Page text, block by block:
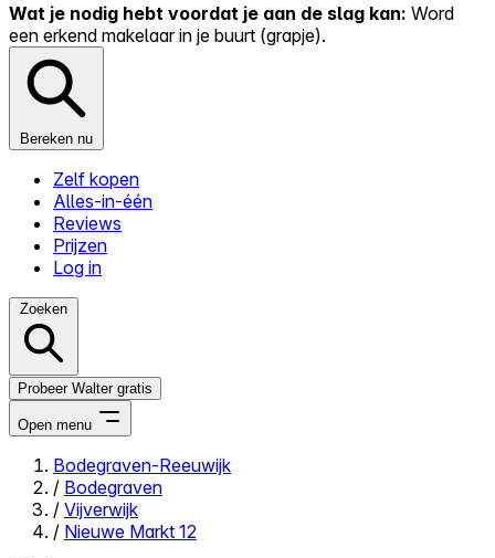
Wat je nodig hebt voordat je aan de slag kan: Word
een erkend makelaar in je buurt (grapje).
Bereken nu
Zelf kopen
Alles-in-één
Reviews
Prijzen
Log in
Zoeken
Probeer Walter gratis
Open menu
Close menu
Bodegraven-Reeuwijk
/ Bodegraven
/ Vijverwijk
/ Nieuwe Markt 12